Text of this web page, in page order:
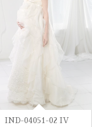
IND-04051-02 IV